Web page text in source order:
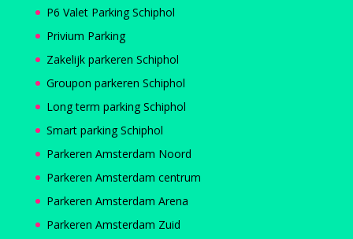
P6 Valet Parking Schiphol
Privium Parking
Zakelijk parkeren Schiphol
Groupon parkeren Schiphol
Long term parking Schiphol
Smart parking Schiphol
Parkeren Amsterdam Noord
Parkeren Amsterdam centrum
Parkeren Amsterdam Arena
Parkeren Amsterdam Zuid